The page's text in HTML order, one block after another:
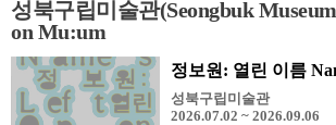
성북구립미술관(Seongbuk
on Mu:um
정보원: 열린 이름
성북구립미술관
2026.07.02 ~ 2026.09.06